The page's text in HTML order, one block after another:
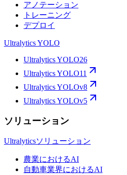
アノテーション
トレーニング
デプロイ
Ultralytics YOLO
Ultralytics YOLO26
Ultralytics YOLO11
Ultralytics YOLOv8
Ultralytics YOLOv5
ソリューション
Ultralyticsソリューション
農業におけるAI
自動車業界におけるAI